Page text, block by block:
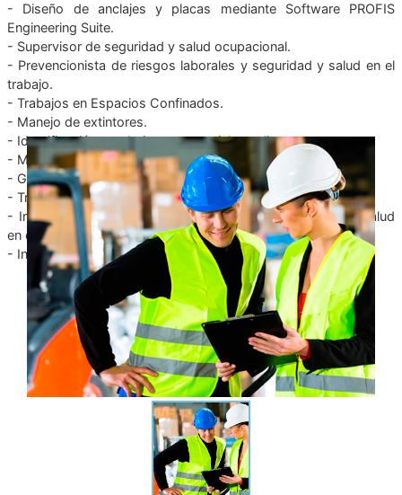
- Diseño de anclajes y placas mediante Software PROFIS
Engineering Suite.
- Supervisor de seguridad y salud ocupacional.
- Prevencionista de riesgos laborales y seguridad y salud en el
trabajo.
- Trabajos en Espacios Confinados.
- Manejo de extintores.
- Identificación y trabajo con materiales peligrosos.
- Manejo Defensivo.
- Gestión y manejo de residuos sólidos.
- Trabajos en altura.
- Implementacion del sistema de gestión de seguridad y salud
en el trabajo.
- Investigación y reporte de accidentes e incidentes.